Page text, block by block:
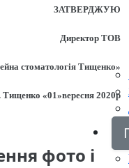
ЗАТВЕРДЖУЮ
Директор ТОВ
стоматологія Тищенко»
Тищенко «01»вересня 2020р
фото і